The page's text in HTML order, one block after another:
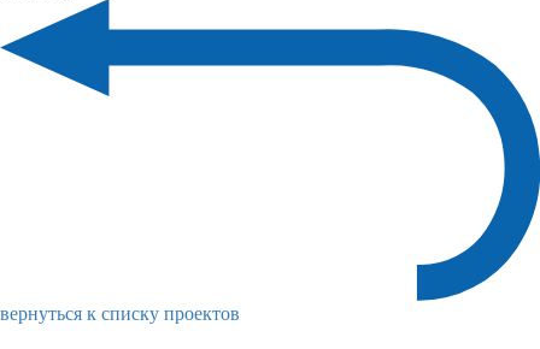
вернуться к списку проектов